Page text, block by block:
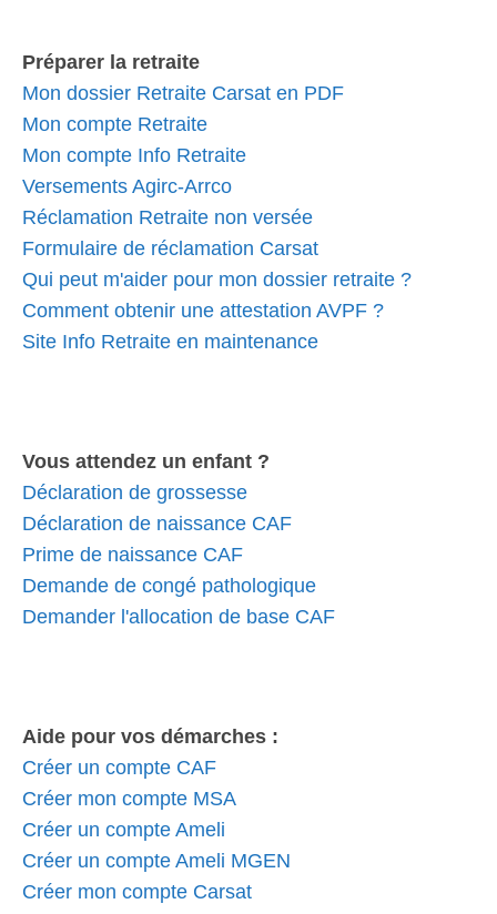
Préparer la retraite
Mon dossier Retraite Carsat en PDF
Mon compte Retraite
Mon compte Info Retraite
Versements Agirc-Arrco
Réclamation Retraite non versée
Formulaire de réclamation Carsat
Qui peut m'aider pour mon dossier retraite ?
Comment obtenir une attestation AVPF ?
Site Info Retraite en maintenance
Vous attendez un enfant ?
Déclaration de grossesse
Déclaration de naissance CAF
Prime de naissance CAF
Demande de congé pathologique
Demander l'allocation de base CAF
Aide pour vos démarches :
Créer un compte CAF
Créer mon compte MSA
Créer un compte Ameli
Créer un compte Ameli MGEN
Créer mon compte Carsat